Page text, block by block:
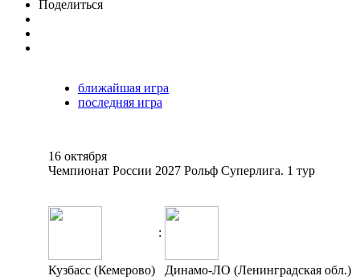
Поделиться
ближайшая игра
последняя игра
16 октября
Чемпионат России 2027 Рольф Суперлига. 1 тур
:
Кузбасс (Кемерово) Динамо-ЛО (Ленинградская обл.)